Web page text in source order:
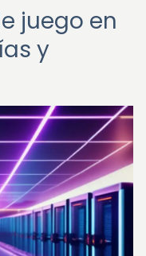
juego en
y